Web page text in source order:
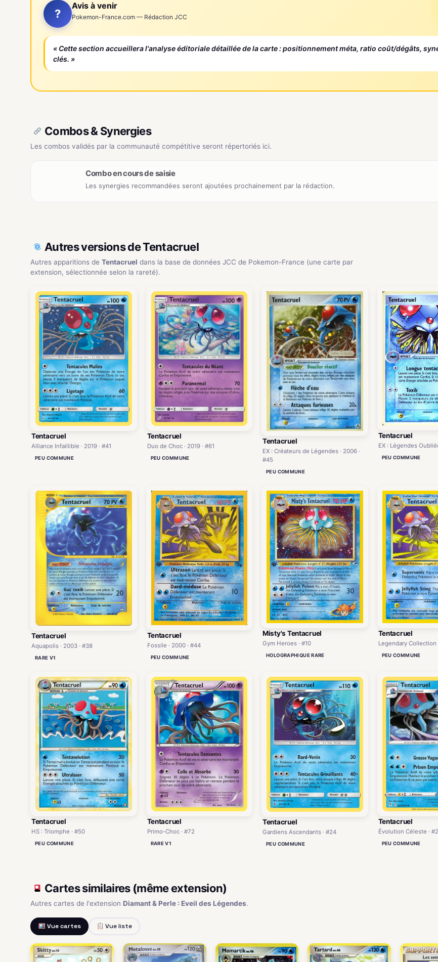
?
Avis à venir
Pokemon-France.com — Rédaction JCC
« Cette section accueillera l'analyse éditoriale détaillée de la carte : positionnement méta, ratio coût/dégâts,
clés. »
Combos & Synergies
Les combos validés par la communauté compétitive seront répertoriés ici.
Combo en cours de saisie
Les synergies recommandées seront ajoutées prochainement par la rédaction.
Autres versions de Tentacruel
Autres apparitions de Tentacruel dans la base de données JCC de Pokemon-France (une carte par
extension, sélectionnée selon la rareté).
Tentacruel
Alliance Infaillible · 2019 · #41
PEU COMMUNE
Tentacruel
Duo de Choc · 2019 · #61
PEU COMMUNE
Tentacruel
EX : Créateurs de Légendes · 2006 ·
#45
PEU COMMUNE
Tentacruel
EX : Légendes
PEU COMMUNE
Tentacruel
Aquapolis · 2003 · #38
RARE V1
Tentacruel
Fossile · 2000 · #44
PEU COMMUNE
Misty's Tentacruel
Gym Heroes · #10
HOLOGRAPHIQUE RARE
Tentacruel
Legendary Collection
PEU COMMUNE
Tentacruel
HS : Triomphe · #50
PEU COMMUNE
Tentacruel
Primo-Choc · #72
RARE V1
Tentacruel
Gardiens Ascendants · #24
PEU COMMUNE
Tentacruel
Évolution Céleste ·
PEU COMMUNE
Cartes similaires (même extension)
Autres cartes de l'extension Diamant & Perle : Eveil des Légendes.
Vue cartes Vue liste